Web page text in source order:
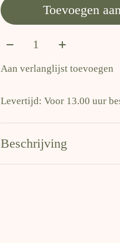
Toevoegen
Aantal:
Aan verlanglijst toevoegen
Levertijd: Voor 13.00 uur
Beschrijving